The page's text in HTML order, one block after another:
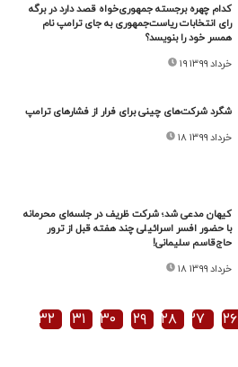
کدام چهره برجسته جمهوری‌خواه قصد دارد در برگه
رای انتخابات ریاست‌جمهوری به جای ترامپ نام
همسر خود را بنویسد؟
۱۹ خرداد ۱۳۹۹
شگرد شرکت‌های چینی برای فرار از فشارهای ترامپ
۱۸ خرداد ۱۳۹۹
کیهان مدعی شد؛ شرکت ظریف در جلسه‌ای محرمانه
با حضور افسر اسرائیلی چند هفته قبل از ترور
حاج‌قاسم سلیمانی!
۱۸ خرداد ۱۳۹۹
۲۶ ۲۷ ۲۸ ۲۹ ۳۰ ۳۱ ۳۲